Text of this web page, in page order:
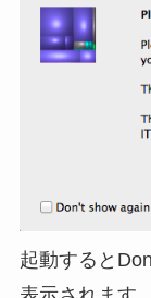
起動すると